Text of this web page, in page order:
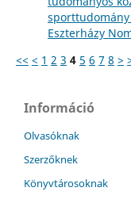
Eszterházy
<< < 1 2 3 4 5 6 7 8 >
Információ
Olvasóknak
Szerzőknek
Könyvtárosoknak